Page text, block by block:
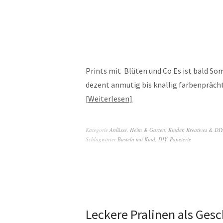
Prints mit Blüten und Co Es ist bald
dezent anmutig bis knallig
Weiterlesen
Kategorie Anlässe, Heim & Garten, Kinder, Kreatives & DIY
SchlagwörterBasteln mit Kind, DIY, Papeterie
Leckere Pralinen als